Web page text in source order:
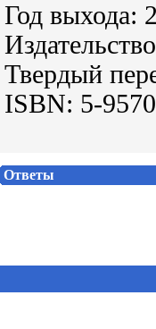
Год выхода:
Твердый
ISBN: 5-
Ответы